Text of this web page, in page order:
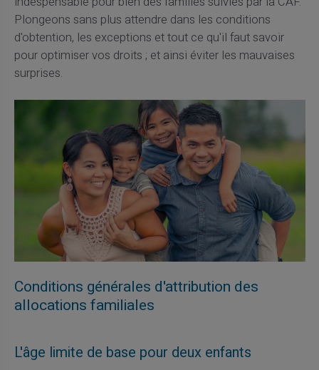
Plongeons sans plus attendre dans les conditions
d'obtention, les exceptions et tout ce qu'il faut savoir
pour optimiser vos droits ; et ainsi éviter les mauvaises
surprises.
Conditions générales d'attribution des
allocations familiales
L'âge limite de base pour deux enfants